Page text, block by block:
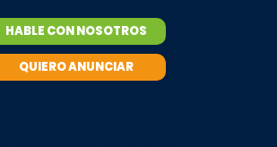
HABLE CON NOSOTROS
QUIERO ANUNCIAR